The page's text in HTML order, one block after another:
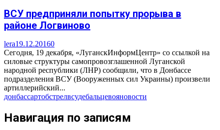
ВСУ предприняли попытку прорыва в
районе Логвиново
lera19.12.20160
Сегодня, 19 декабря, «ЛуганскИнформЦентр» со ссылкой на
силовые структуры самопровозглашенной Луганской
народной республики (ЛНР) сообщили, что в Донбассе
подразделения ВСУ (Вооруженных сил Украины) произвели
артиллерийский...
донбассартобстрелвсудебальцевояновости
Навигация по записям